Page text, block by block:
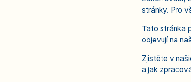
stránky. Pro
Tato stránka
objevují na
Zjistěte v
a jak